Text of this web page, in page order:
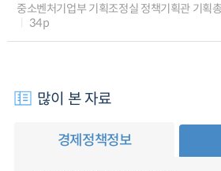
중소벤처기업부 기획조정실 정책기획관 기획
34p
많이 본 자료
경제정책정보